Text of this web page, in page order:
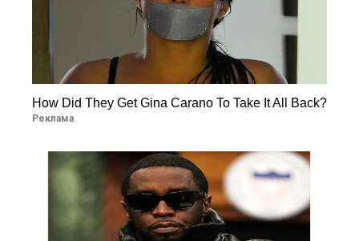
How Did They Get Gina Carano To Take It All Back?
Реклама